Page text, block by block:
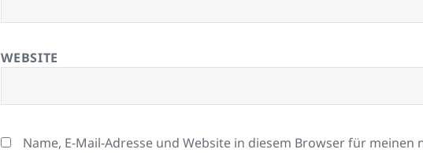
WEBSITE
Name, E-Mail-Adresse und Website in diesem Browser für meinen